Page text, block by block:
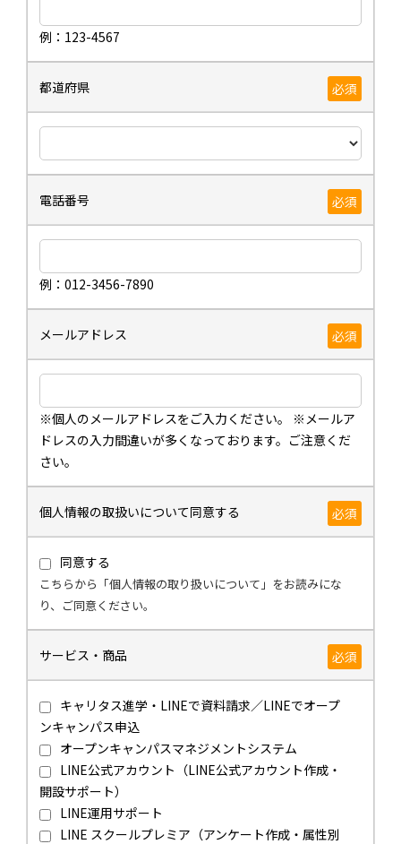
例：123-4567
都道府県 必須
電話番号 必須
例：012-3456-7890
メールアドレス 必須
※個人のメールアドレスをご入力ください。 ※メールア
ドレスの入力間違いが多くなっております。ご注意くだ
さい。
個人情報の取扱いについて同意する 必須
同意する
こちらから「個人情報の取り扱いについて」をお読みにな
り、ご同意ください。
サービス・商品 必須
キャリタス進学・LINEで資料請求／LINEでオープ
ンキャンパス申込
オープンキャンパスマネジメントシステム
LINE公式アカウント（LINE公式アカウント作成・
開設サポート）
LINE運用サポート
LINE スクールプレミア（アンケート作成・属性別